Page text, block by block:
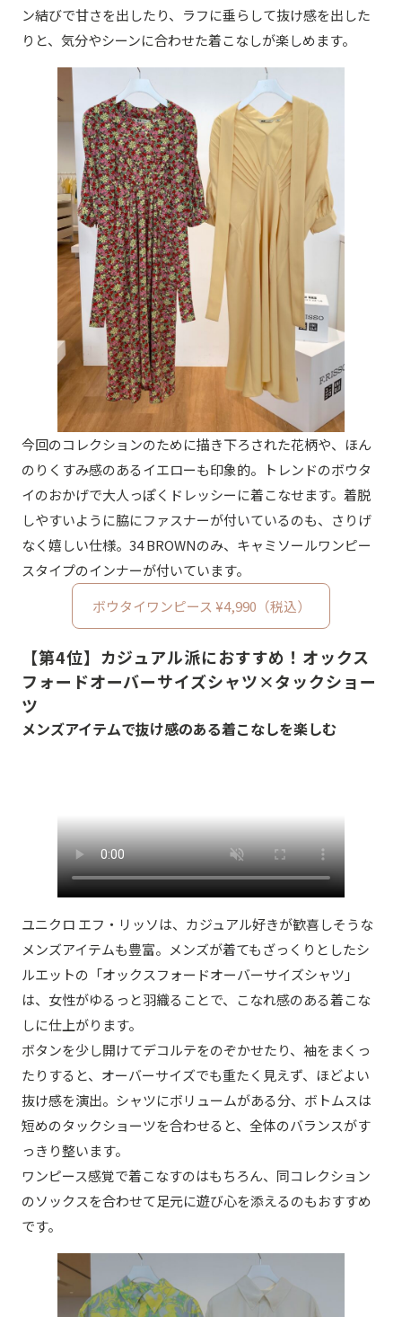
ン結びで甘さを出したり、ラフに垂らして抜け感を出した
りと、気分やシーンに合わせた着こなしが楽しめます。
今回のコレクションのために描き下ろされた花柄や、ほん
のりくすみ感のあるイエローも印象的。トレンドのボウタ
イのおかげで大人っぽくドレッシーに着こなせます。着脱
しやすいように脇にファスナーが付いているのも、さりげ
なく嬉しい仕様。34 BROWNのみ、キャミソールワンピー
スタイプのインナーが付いています。
ボウタイワンピース ¥4,990（税込）
【第4位】カジュアル派におすすめ！オックス
フォードオーバーサイズシャツ×タックショー
ツ
メンズアイテムで抜け感のある着こなしを楽しむ
ユニクロ エフ・リッソは、カジュアル好きが歓喜しそうな
メンズアイテムも豊富。メンズが着てもざっくりとしたシ
ルエットの「オックスフォードオーバーサイズシャツ」
は、女性がゆるっと羽織ることで、こなれ感のある着こな
しに仕上がります。
ボタンを少し開けてデコルテをのぞかせたり、袖をまくっ
たりすると、オーバーサイズでも重たく見えず、ほどよい
抜け感を演出。シャツにボリュームがある分、ボトムスは
短めのタックショーツを合わせると、全体のバランスがす
っきり整います。
ワンピース感覚で着こなすのはもちろん、同コレクション
のソックスを合わせて足元に遊び心を添えるのもおすすめ
です。